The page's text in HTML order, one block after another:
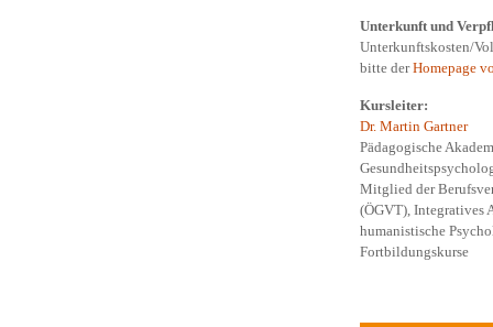
Unterkunft und
Unterkunftskosten/
bitte derHomepage
Kursleiter:
Dr. Martin Gartner
Pädagogische
Mitglied der
(ÖGVT), Integratives
humanistische
Fortbildungskurse